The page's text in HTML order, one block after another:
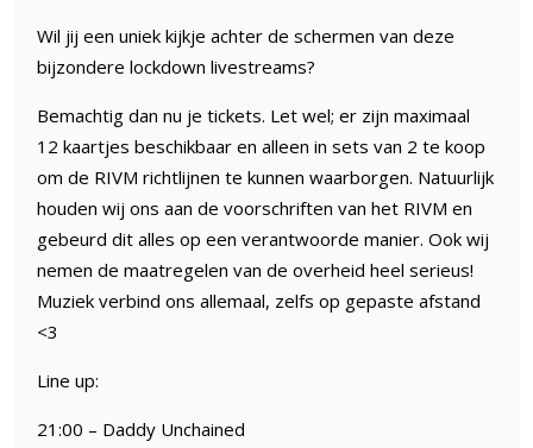
Wil jij een uniek kijkje achter de schermen van deze
bijzondere lockdown livestreams?
Bemachtig dan nu je tickets. Let wel; er zijn maximaal
12 kaartjes beschikbaar en alleen in sets van 2 te koop
om de RIVM richtlijnen te kunnen waarborgen. Natuurlijk
houden wij ons aan de voorschriften van het RIVM en
gebeurd dit alles op een verantwoorde manier. Ook wij
nemen de maatregelen van de overheid heel serieus!
Muziek verbind ons allemaal, zelfs op gepaste afstand
<3
Line up:
21:00 – Daddy Unchained